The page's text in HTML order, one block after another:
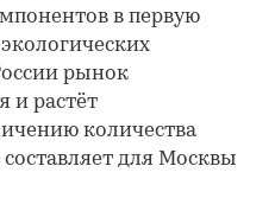
в первую
рынок
и растёт
количества
для Москвы